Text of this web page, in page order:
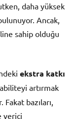
daha yüksek
Ancak,
sahip olduğu
ekstra katkı
artırmak
bazıları,
verici